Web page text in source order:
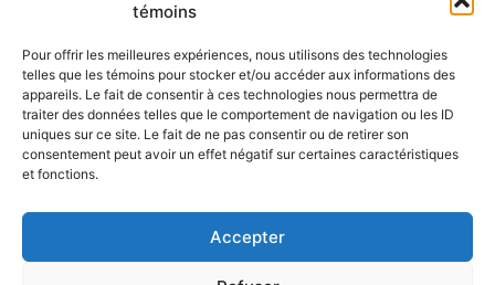
témoins
Pour offrir les meilleures expériences, nous utilisons des technologies
telles que les témoins pour stocker et/ou accéder aux informations des
appareils. Le fait de consentir à ces technologies nous permettra de
traiter des données telles que le comportement de navigation ou les ID
uniques sur ce site. Le fait de ne pas consentir ou de retirer son
consentement peut avoir un effet négatif sur certaines caractéristiques
et fonctions.
Accepter
Nous Suivre
12-3894 rue Sainte-Catherine Est,